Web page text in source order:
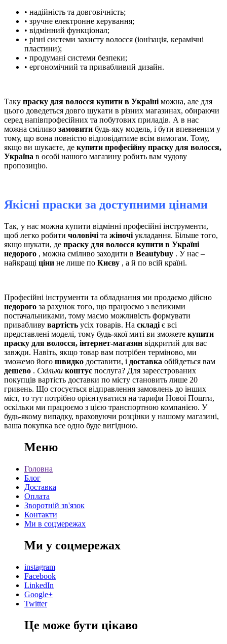
• надійність та довговічність;
• зручне електронне керування;
• відмінний функціонал;
• різні системи захисту волосся (іонізація, керамічні
пластини);
• продумані системи безпеки;
• ергономічний та привабливий дизайн.
Таку праску для волосся купити в Україні можна, але для
цього доведеться довго шукати в різних магазинах, обираючи
серед напівпрофесійних та побутових приладів. А в нас
можна сміливо замовити будь-яку модель, і бути впевненим у
тому, що вона повністю відповідатиме всім вимогам. Тому,
якщо ви шукаєте, де купити професійну праску для волосся,
Україна в особі нашого магазину робить вам чудову
пропозицію.
Якісні праски за доступними цінами
Так, у нас можна купити відмінні професійні інструменти,
щоб легко робити чоловічі та жіночі укладання. Більше того,
якщо шукати, де праску для волосся купити в Україні
недорого , можна сміливо заходити в Beautybuy . У нас –
найкращі ціни не лише по Києву , а й по всій країні.
Професійні інструменти та обладнання ми продаємо дійсно
недорого за рахунок того, що працюємо з великими
постачальниками, тому маємо можливість формувати
привабливу вартість усіх товарів. На складі є всі
представлені моделі, тому будь-якої миті ви зможете купити
праску для волосся, інтернет-магазин відкритий для вас
завжди. Навіть, якщо товар вам потрібен терміново, ми
зможемо його швидко доставити, і доставка обійдеться вам
дешево . Скільки коштує послуга? Для зареєстрованих
покупців вартість доставки по місту становить лише 20
гривень. Що стосується відправлення замовлень до інших
міст, то тут потрібно орієнтуватися на тарифи Нової Пошти,
оскільки ми працюємо з цією транспортною компанією. У
будь-якому випадку, враховуючи розцінки у нашому магазині,
ваша покупка все одно буде вигідною.
Меню
Головна
Блог
Доставка
Оплата
Зворотній зв'язок
Контакти
Ми в соцмережах
Ми у соцмережах
instagram
Facebook
LinkedIn
Google+
Twitter
Це може бути цікаво